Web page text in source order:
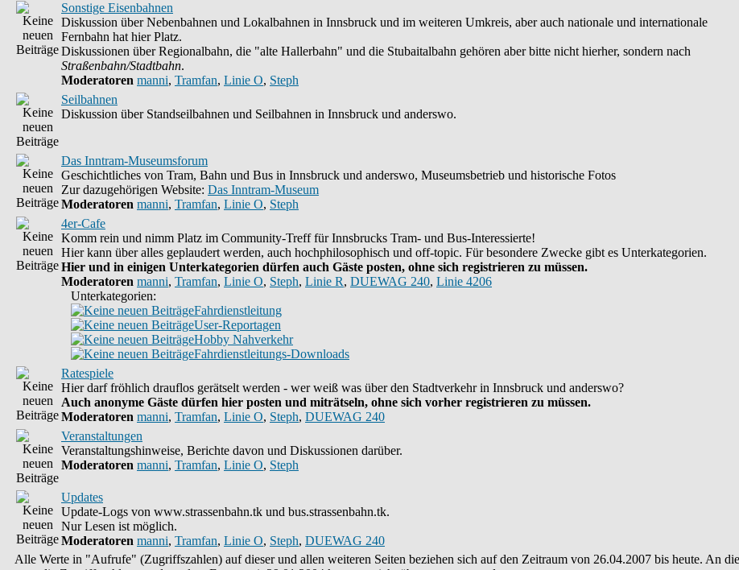
Sonstige Eisenbahnen
Diskussion über Nebenbahnen und Lokalbahnen in Innsbruck und im weiteren Umkreis, aber auch nationale und internationale
Fernbahn hat hier Platz.
Diskussionen über Regionalbahn, die "alte Hallerbahn" und die Stubaitalbahn gehören aber bitte nicht hierher, sondern nach
Straßenbahn/Stadtbahn.
Moderatoren manni, Tramfan, Linie O, Steph
Seilbahnen
Diskussion über Standseilbahnen und Seilbahnen in Innsbruck und anderswo.
Das Inntram-Museumsforum
Geschichtliches von Tram, Bahn und Bus in Innsbruck und anderswo, Museumsbetrieb und historische Fotos
Zur dazugehörigen Website: Das Inntram-Museum
Moderatoren manni, Tramfan, Linie O, Steph
4er-Cafe
Komm rein und nimm Platz im Community-Treff für Innsbrucks Tram- und Bus-Interessierte!
Hier kann über alles geplaudert werden, auch hochphilosophisch und off-topic. Für besondere Zwecke gibt es Unterkategorien.
Hier und in einigen Unterkategorien dürfen auch Gäste posten, ohne sich registrieren zu müssen.
Moderatoren manni, Tramfan, Linie O, Steph, Linie R, DUEWAG 240, Linie 4206
Unterkategorien:
Fahrdienstleitung
User-Reportagen
Hobby Nahverkehr
Fahrdienstleitungs-Downloads
Ratespiele
Hier darf fröhlich drauflos gerätselt werden - wer weiß was über den Stadtverkehr in Innsbruck und anderswo?
Auch anonyme Gäste dürfen hier posten und miträtseln, ohne sich vorher registrieren zu müssen.
Moderatoren manni, Tramfan, Linie O, Steph, DUEWAG 240
Veranstaltungen
Veranstaltungshinweise, Berichte davon und Diskussionen darüber.
Moderatoren manni, Tramfan, Linie O, Steph
Updates
Update-Logs von www.strassenbahn.tk und bus.strassenbahn.tk.
Nur Lesen ist möglich.
Moderatoren manni, Tramfan, Linie O, Steph, DUEWAG 240
Alle Werte in "Aufrufe" (Zugriffszahlen) auf dieser und allen weiteren Seiten beziehen sich auf den Zeitraum von 26.04.2007 bis heute. An